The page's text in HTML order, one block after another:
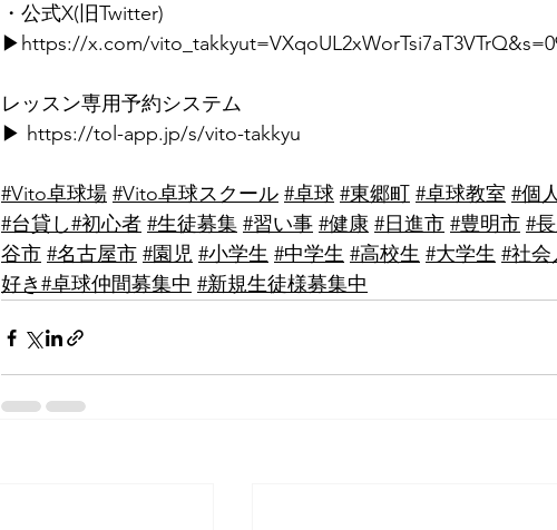
⁡・⁡公式X(旧Twitter)⁡
▶https://x.com/
⁡レッスン専用予約システム
▶ https://tol-app.jp/s/vito-takkyu
#Vito卓球場 #Vito卓球スクール #卓球 #東郷町 #卓球教室 #個
#台貸し#初心者 #生徒募集 #習い事 #健康 #日進市 #豊明市 #
谷市 #名古屋市 #園児 #小学生 #中学生 #高校生 #大学生 #社会
好き#卓球仲間募集中 #新規生徒様募集中